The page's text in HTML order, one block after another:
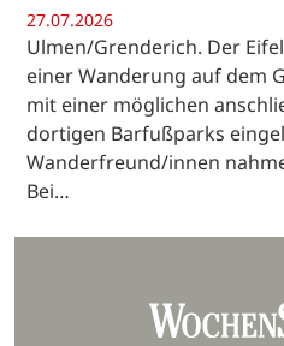
27.07.2026
Ulmen/Grenderich. Der
einer Wanderung auf dem
mit einer möglichen
dortigen Barfußparks
Wanderfreund/innen
Bei…